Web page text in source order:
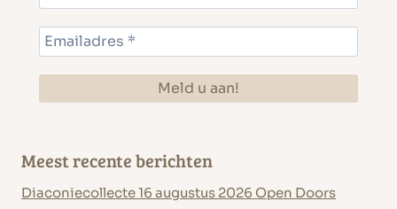
Meest recente berichten
Diaconiecollecte 16 augustus 2026 Open Doors